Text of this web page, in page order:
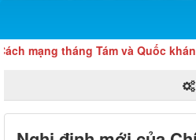
tháng Tám và Quốc khánh 2/9